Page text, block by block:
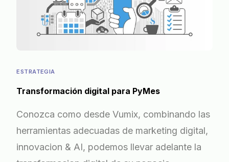
ESTRATEGIA
Transformación digital para PyMes
Conozca como desde Vumix, combinando las
herramientas adecuadas de marketing digital,
innovacion & AI, podemos llevar adelante la